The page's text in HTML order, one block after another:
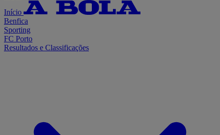
Início
Benfica
Sporting
FC Porto
Resultados e Classificações